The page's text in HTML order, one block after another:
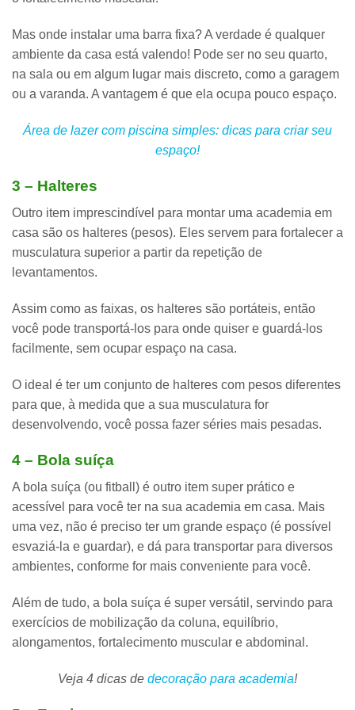
Mas onde instalar uma barra fixa? A verdade é qualquer
ambiente da casa está valendo! Pode ser no seu quarto,
na sala ou em algum lugar mais discreto, como a garagem
ou a varanda. A vantagem é que ela ocupa pouco espaço.
Área de lazer com piscina simples: dicas para criar seu
espaço!
3 – Halteres
Outro item imprescindível para montar uma academia em
casa são os halteres (pesos). Eles servem para fortalecer a
musculatura superior a partir da repetição de
levantamentos.
Assim como as faixas, os halteres são portáteis, então
você pode transportá-los para onde quiser e guardá-los
facilmente, sem ocupar espaço na casa.
O ideal é ter um conjunto de halteres com pesos diferentes
para que, à medida que a sua musculatura for
desenvolvendo, você possa fazer séries mais pesadas.
4 – Bola suíça
A bola suíça (ou fitball) é outro item super prático e
acessível para você ter na sua academia em casa. Mais
uma vez, não é preciso ter um grande espaço (é possível
esvaziá-la e guardar), e dá para transportar para diversos
ambientes, conforme for mais conveniente para você.
Além de tudo, a bola suíça é super versátil , servindo para
exercícios de mobilização da coluna, equilíbrio,
alongamentos, fortalecimento muscular e abdominal.
Veja 4 dicas de decoração para academia!